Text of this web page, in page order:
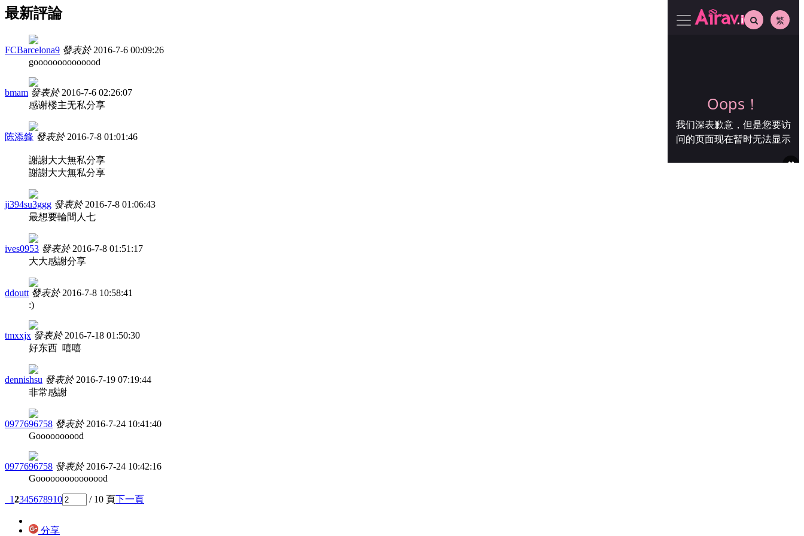
最新評論
FCBarcelona9 發表於 2016-7-6 00:09:26
goooooooooooood
bmam 發表於 2016-7-6 02:26:07
感谢楼主无私分享
陈添鋒 發表於 2016-7-8 01:01:46
謝謝大大無私分享
謝謝大大無私分享
ji394su3ggg 發表於 2016-7-8 01:06:43
最想要輪間人七
ives0953 發表於 2016-7-8 01:51:17
大大感謝分享
ddoutt 發表於 2016-7-8 10:58:41
:)
tmxxjx 發表於 2016-7-18 01:50:30
好东西 嘻嘻
dennishsu 發表於 2016-7-19 07:19:44
非常感謝
0977696758 發表於 2016-7-24 10:41:40
Goooooooood
0977696758 發表於 2016-7-24 10:42:16
Gooooooooooooood
12345678910 / 10 頁下一頁
分享